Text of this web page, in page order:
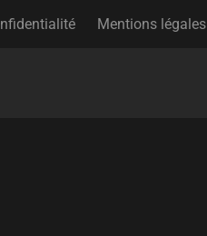
Mentions légales